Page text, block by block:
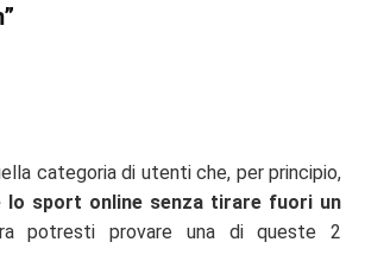
categoria di utenti che, per principio,
lo sport online senza tirare fuori un
potresti provare una di queste 2